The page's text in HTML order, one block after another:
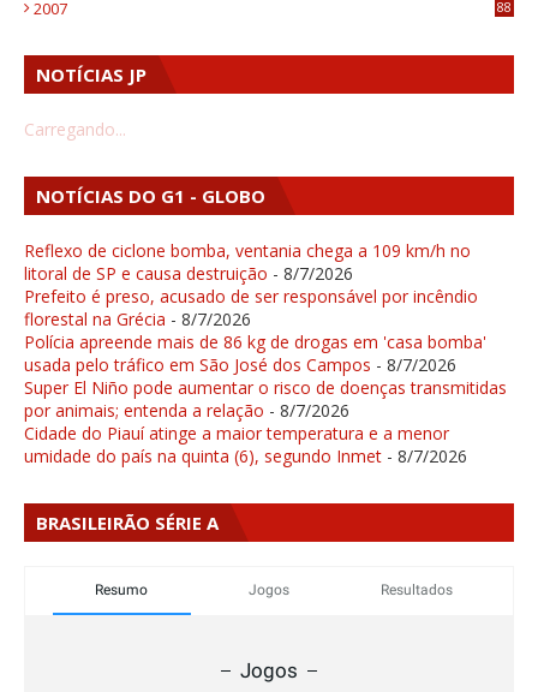
2007 88
NOTÍCIAS JP
Carregando...
NOTÍCIAS DO G1 - GLOBO
Reflexo de ciclone bomba, ventania chega a 109 km/h no
litoral de SP e causa destruição - 8/7/2026
Prefeito é preso, acusado de ser responsável por incêndio
florestal na Grécia - 8/7/2026
Polícia apreende mais de 86 kg de drogas em 'casa bomba'
usada pelo tráfico em São José dos Campos - 8/7/2026
Super El Niño pode aumentar o risco de doenças transmitidas
por animais; entenda a relação - 8/7/2026
Cidade do Piauí atinge a maior temperatura e a menor
umidade do país na quinta (6), segundo Inmet - 8/7/2026
BRASILEIRÃO SÉRIE A
Resumo Jogos Resultados
Jogos